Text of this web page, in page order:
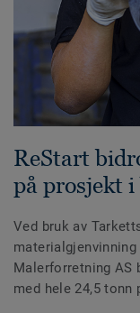
ReStart
på prosjekt i
Ved bruk av
materialgjenvinning
Malerforretning AS
med hele 24,5